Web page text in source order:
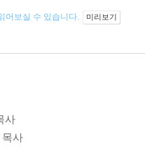
어보실 수 있습니다. 미리보기
사
목사